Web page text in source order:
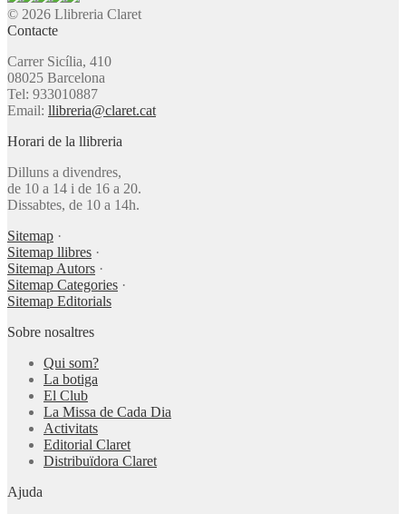
© 2026 Llibreria Claret
Contacte
Carrer Sicília, 410
08025 Barcelona
Tel: 933010887
Email: llibreria@claret.cat
Horari de la llibreria
Dilluns a divendres,
de 10 a 14 i de 16 a 20.
Dissabtes, de 10 a 14h.
Sitemap ·
Sitemap llibres ·
Sitemap Autors ·
Sitemap Categories ·
Sitemap Editorials
Sobre nosaltres
Qui som?
La botiga
El Club
La Missa de Cada Dia
Activitats
Editorial Claret
Distribuïdora Claret
Ajuda